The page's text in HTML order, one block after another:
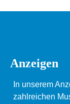
Anzeigen
In unserem
zahlreichen